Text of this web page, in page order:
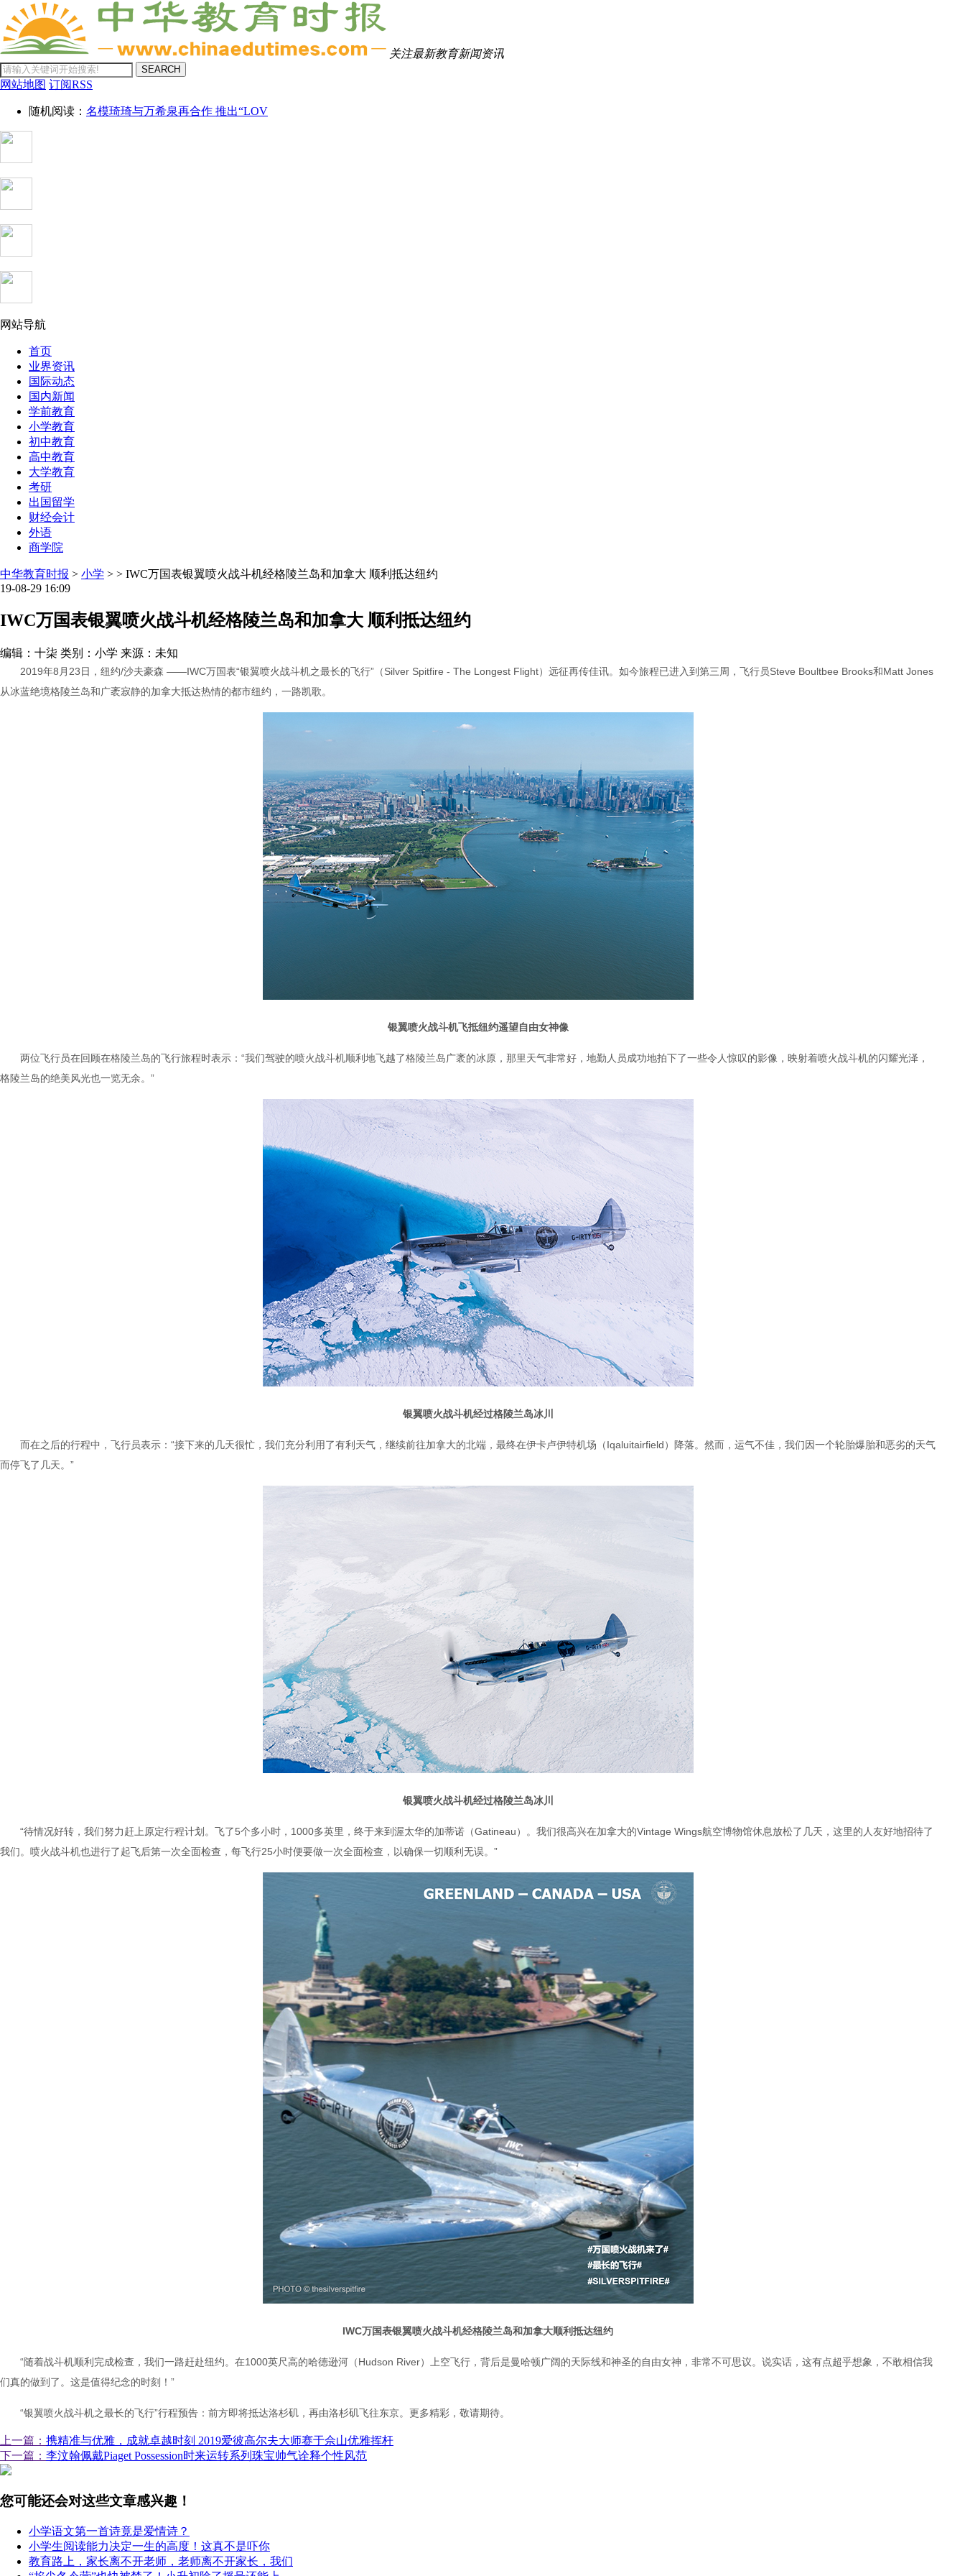
关注最新教育新闻资讯
SEARCH
网站地图 订阅RSS
随机阅读： 名模琦琦与万希泉再合作 推出“LOV
网站导航
首页
业界资讯
国际动态
国内新闻
学前教育
小学教育
初中教育
高中教育
大学教育
考研
出国留学
财经会计
外语
商学院
中华教育时报 > 小学 > > IWC万国表银翼喷火战斗机经格陵兰岛和加拿大 顺利抵达纽约
19-08-29 16:09
IWC万国表银翼喷火战斗机经格陵兰岛和加拿大 顺利抵达纽约
编辑：十柒 类别：小学 来源：未知
2019年8月23日，纽约/沙夫豪森 ——IWC万国表“银翼喷火战斗机之最长的飞行”（Silver Spitfire - The Longest Flight）远征再传佳讯。如今旅程已进入到第三周，飞行员Steve Boultbee Brooks和Matt Jones
从冰蓝绝境格陵兰岛和广袤寂静的加拿大抵达热情的都市纽约，一路凯歌。
银翼喷火战斗机飞抵纽约遥望自由女神像
两位飞行员在回顾在格陵兰岛的飞行旅程时表示：“我们驾驶的喷火战斗机顺利地飞越了格陵兰岛广袤的冰原，那里天气非常好，地勤人员成功地拍下了一些令人惊叹的影像，映射着喷火战斗机的闪耀光泽，
格陵兰岛的绝美风光也一览无余。”
银翼喷火战斗机经过格陵兰岛冰川
而在之后的行程中，飞行员表示：“接下来的几天很忙，我们充分利用了有利天气，继续前往加拿大的北端，最终在伊卡卢伊特机场（Iqaluitairfield）降落。然而，运气不佳，我们因一个轮胎爆胎和恶劣的天气
而停飞了几天。”
银翼喷火战斗机经过格陵兰岛冰川
“待情况好转，我们努力赶上原定行程计划。飞了5个多小时，1000多英里，终于来到渥太华的加蒂诺（Gatineau）。我们很高兴在加拿大的Vintage Wings航空博物馆休息放松了几天，这里的人友好地招待了
我们。喷火战斗机也进行了起飞后第一次全面检查，每飞行25小时便要做一次全面检查，以确保一切顺利无误。”
IWC万国表银翼喷火战斗机经格陵兰岛和加拿大顺利抵达纽约
“随着战斗机顺利完成检查，我们一路赶赴纽约。在1000英尺高的哈德逊河（Hudson River）上空飞行，背后是曼哈顿广阔的天际线和神圣的自由女神，非常不可思议。说实话，这有点超乎想象，不敢相信我
们真的做到了。这是值得纪念的时刻！”
“银翼喷火战斗机之最长的飞行”行程预告：前方即将抵达洛杉矶，再由洛杉矶飞往东京。更多精彩，敬请期待。
上一篇： 携精准与优雅，成就卓越时刻 2019爱彼高尔夫大师赛于佘山优雅挥杆
下一篇： 李汶翰佩戴Piaget Possession时来运转系列珠宝帅气诠释个性风范
您可能还会对这些文章感兴趣！
小学语文第一首诗竟是爱情诗？
小学生阅读能力决定一生的高度！这真不是吓你
教育路上，家长离不开老师，老师离不开家长，我们